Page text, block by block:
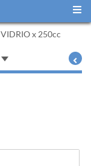
VIDRIO x 250cc